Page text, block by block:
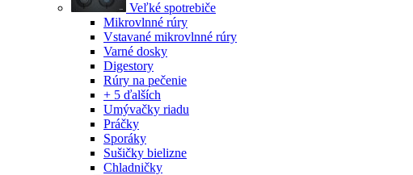
Veľké spotrebiče
Mikrovlnné rúry
Vstavané mikrovlnné rúry
Varné dosky
Digestory
Rúry na pečenie
+ 5 ďalších
Umývačky riadu
Práčky
Sporáky
Sušičky bielizne
Chladničky